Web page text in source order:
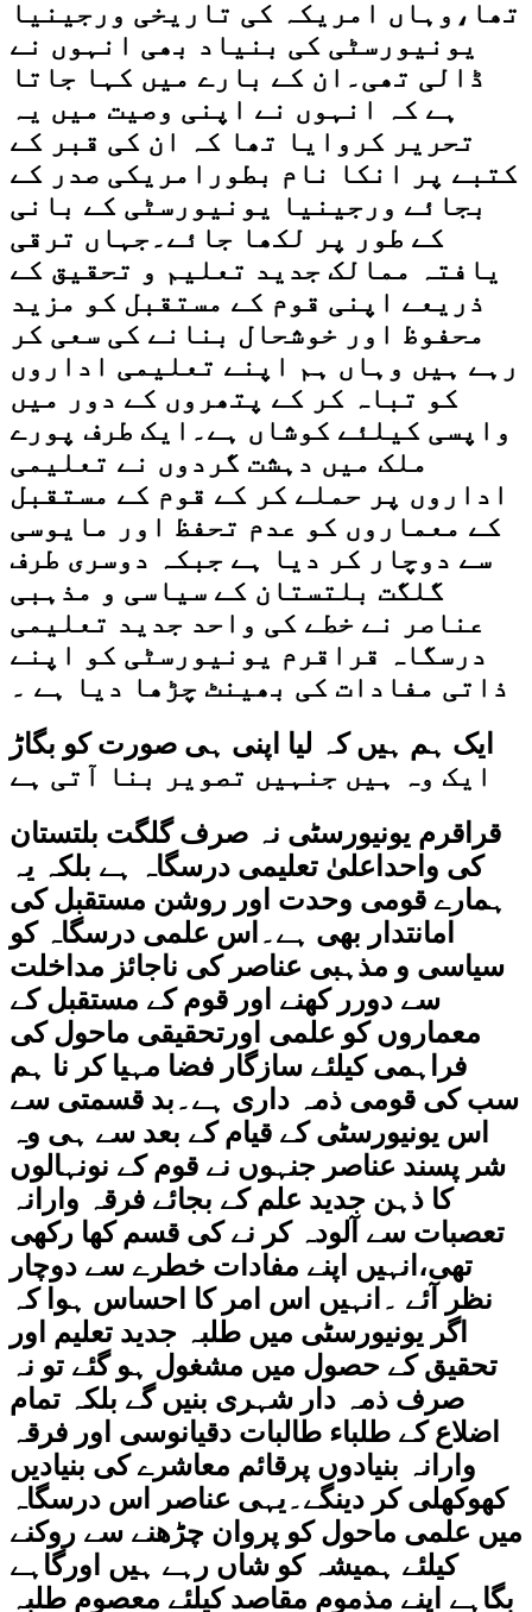
تھا،وہاں امریکہ کی تاریخی ورجینیا
یونیورسٹی کی بنیاد بھی انہوں نے
ڈالی تھی۔ان کے بارے میں کہا جاتا
ہے کہ انہوں نے اپنی وصیت میں یہ
تحریر کروایا تھا کہ ان کی قبر کے
کتبے پر انکا نام بطورامریکی صدر کے
بجائے ورجینیا یونیورسٹی کے بانی
کے طور پر لکھا جائے۔جہاں ترقی
یافتہ ممالک جدید تعلیم و تحقیق کے
ذریعے اپنی قوم کے مستقبل کو مزید
محفوظ اور خوشحال بنانے کی سعی کر
رہے ہیں وہاں ہم اپنے تعلیمی اداروں
کو تباہ کر کے پتھروں کے دور میں
واپسی کیلئے کوشاں ہے۔ایک طرف پورے
ملک میں دہشت گردوں نے تعلیمی
اداروں پر حملے کر کے قوم کے مستقبل
کے معماروں کو عدم تحفظ اور مایوسی
سے دوچار کر دیا ہے جبکہ دوسری طرف
گلگت بلتستان کے سیاسی و مذہبی
عناصر نے خطے کی واحد جدید تعلیمی
درسگاہ قراقرم یونیورسٹی کو اپنے
ذاتی مفادات کی بھینٹ چڑھا دیا ہے ۔
ایک ہم ہیں کہ لیا اپنی ہی صورت کو بگاڑ
ایک وہ ہیں جنہیں تصویر بنا آتی ہے
قراقرم یونیورسٹی نہ صرف گلگت بلتستان
کی واحداعلیٰ تعلیمی درسگاہ ہے بلکہ یہ
ہمارے قومی وحدت اور روشن مستقبل کی
امانتدار بھی ہے۔اس علمی درسگاہ کو
سیاسی و مذہبی عناصر کی ناجائز مداخلت
سے دورر کھنے اور قوم کے مستقبل کے
معماروں کو علمی اورتحقیقی ماحول کی
فراہمی کیلئے سازگار فضا مہیا کر نا ہم
سب کی قومی ذمہ داری ہے۔بد قسمتی سے
اس یونیورسٹی کے قیام کے بعد سے ہی وہ
شر پسند عناصر جنہوں نے قوم کے نونہالوں
کا ذہن جدید علم کے بجائے فرقہ وارانہ
تعصبات سے آلودہ کر نے کی قسم کھا رکھی
تھی،انہیں اپنے مفادات خطرے سے دوچار
نظر آئے ۔انہیں اس امر کا احساس ہوا کہ
اگر یونیورسٹی میں طلبہ جدید تعلیم اور
تحقیق کے حصول میں مشغول ہو گئے تو نہ
صرف ذمہ دار شہری بنیں گے بلکہ تمام
اضلاع کے طلباء طالبات دقیانوسی اور فرقہ
وارانہ بنیادوں پرقائم معاشرے کی بنیادیں
کھوکھلی کر دینگے۔یہی عناصر اس درسگاہ
میں علمی ماحول کو پروان چڑھنے سے روکنے
کیلئے ہمیشہ کو شاں رہے ہیں اورگاہے
بگاہے اپنے مذموم مقاصد کیلئے معصوم طلبہ